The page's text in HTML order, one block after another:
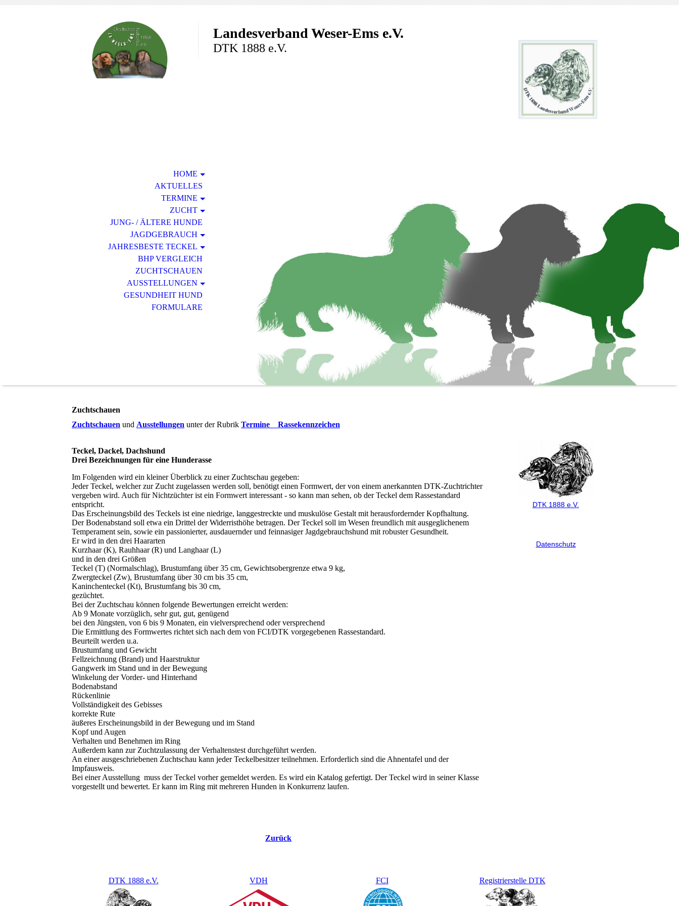
Landesverband Weser-Ems e.V.
DTK 1888 e.V.
HOME
AKTUELLES
TERMINE
ZUCHT
JUNG- / ÄLTERE HUNDE
JAGDGEBRAUCH
JAHRESBESTE TECKEL
BHP VERGLEICH
ZUCHTSCHAUEN
AUSSTELLUNGEN
GESUNDHEIT HUND
FORMULARE
Zuchtschauen
Zuchtschauen und Ausstellungen unter der Rubrik Termine Rassekennzeichen
Teckel, Dackel, Dachshund
Drei Bezeichnungen für eine Hunderasse
Im Folgenden wird ein kleiner Überblick zu einer Zuchtschau gegeben:
Jeder Teckel, welcher zur Zucht zugelassen werden soll, benötigt einen Formwert, der von einem anerkannten DTK-Zuchtrichter
vergeben wird. Auch für Nichtzüchter ist ein Formwert interessant - so kann man sehen, ob der Teckel dem Rassestandard
entspricht.
Das Erscheinungsbild des Teckels ist eine niedrige, langgestreckte und muskulöse Gestalt mit herausfordernder Kopfhaltung.
Der Bodenabstand soll etwa ein Drittel der Widerristhöhe betragen. Der Teckel soll im Wesen freundlich mit ausgeglichenem
Temperament sein, sowie ein passionierter, ausdauernder und feinnasiger Jagdgebrauchshund mit robuster Gesundheit.
Er wird in den drei Haararten
Kurzhaar (K), Rauhhaar (R) und Langhaar (L)
und in den drei Größen
Teckel (T) (Normalschlag), Brustumfang über 35 cm, Gewichtsobergrenze etwa 9 kg,
Zwergteckel (Zw), Brustumfang über 30 cm bis 35 cm,
Kaninchenteckel (Kt), Brustumfang bis 30 cm,
gezüchtet.
Bei der Zuchtschau können folgende Bewertungen erreicht werden:
Ab 9 Monate vorzüglich, sehr gut, gut, genügend
bei den Jüngsten, von 6 bis 9 Monaten, ein vielversprechend oder versprechend
Die Ermittlung des Formwertes richtet sich nach dem von FCI/DTK vorgegebenen Rassestandard.
Beurteilt werden u.a.
Brustumfang und Gewicht
Fellzeichnung (Brand) und Haarstruktur
Gangwerk im Stand und in der Bewegung
Winkelung der Vorder- und Hinterhand
Bodenabstand
Rückenlinie
Vollständigkeit des Gebisses
korrekte Rute
äußeres Erscheinungsbild in der Bewegung und im Stand
Kopf und Augen
Verhalten und Benehmen im Ring
Außerdem kann zur Zuchtzulassung der Verhaltenstest durchgeführt werden.
An einer ausgeschriebenen Zuchtschau kann jeder Teckelbesitzer teilnehmen. Erforderlich sind die Ahnentafel und der
Impfausweis.
Bei einer Ausstellung muss der Teckel vorher gemeldet werden. Es wird ein Katalog gefertigt. Der Teckel wird in seiner Klasse
vorgestellt und bewertet. Er kann im Ring mit mehreren Hunden in Konkurrenz laufen.
Zurück
DTK 1888 e.V.
Datenschutz
DTK 1888 e.V. VDH FCI Registrierstelle DTK